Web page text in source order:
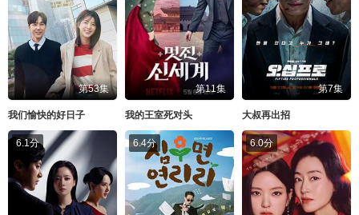
第53集
我们愉快的好日子
第11集
我的王室死对头
第7集
大叔再出招
6.1分 6.4分 6.0分